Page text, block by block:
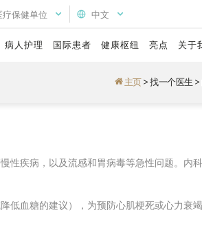
中文
疗保健单位
病人护理 国际患者 健康枢纽 亮点 关于
主页 >找一个医生 >
性疾病，以及流感和胃病毒等急性问题。内
低血糖的建议），为预防心肌梗死或心力衰